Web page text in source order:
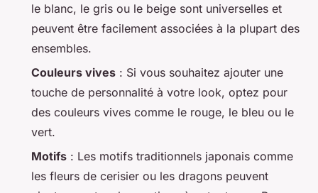
le blanc, le gris ou le beige sont universelles et
peuvent être facilement associées à la plupart des
ensembles.
Couleurs vives : Si vous souhaitez ajouter une
touche de personnalité à votre look, optez pour
des couleurs vives comme le rouge, le bleu ou le
vert.
Motifs : Les motifs traditionnels japonais comme
les fleurs de cerisier ou les dragons peuvent